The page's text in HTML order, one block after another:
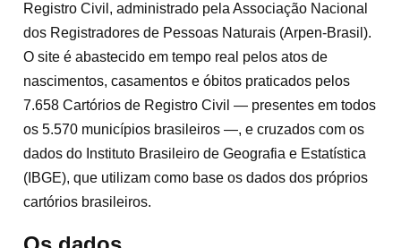
Registro Civil, administrado pela Associação Nacional
dos Registradores de Pessoas Naturais (Arpen-Brasil).
O site é abastecido em tempo real pelos atos de
nascimentos, casamentos e óbitos praticados pelos
7.658 Cartórios de Registro Civil — presentes em todos
os 5.570 municípios brasileiros —, e cruzados com os
dados do Instituto Brasileiro de Geografia e Estatística
(IBGE), que utilizam como base os dados dos próprios
cartórios brasileiros.